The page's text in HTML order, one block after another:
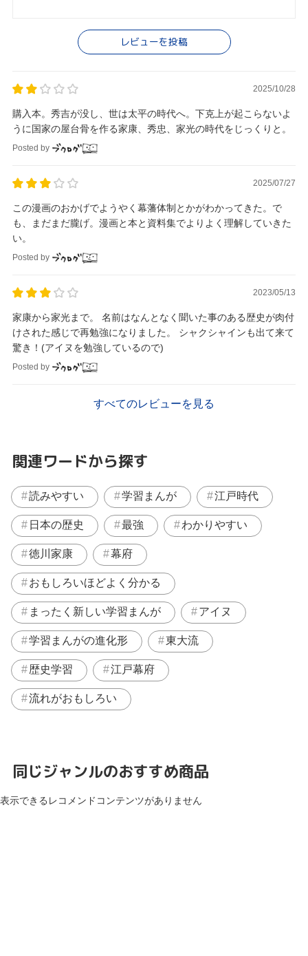
レビューを投稿
2025/10/28
購入本。秀吉が没し、世は太平の時代へ。下克上が起こらないよ
うに国家の屋台骨を作る家康、秀忠、家光の時代をじっくりと。
Posted by
2025/07/27
この漫画のおかげでようやく幕藩体制とかがわかってきた。で
も、まだまだ朧げ。漫画と本と資料集でよりよく理解していきた
い。
Posted by
2023/05/13
家康から家光まで。 名前はなんとなく聞いた事のある歴史が肉付
けされた感じで再勉強になりました。 シャクシャインも出て来て
驚き！(アイヌを勉強しているので)
Posted by
すべてのレビューを見る
関連ワードから探す
読みやすい 学習まんが 江戸時代
日本の歴史 最強 わかりやすい
徳川家康 幕府
おもしろいほどよく分かる
まったく新しい学習まんが アイヌ
学習まんがの進化形 東大流
歴史学習 江戸幕府
流れがおもしろい
同じジャンルのおすすめ商品
表示できるレコメンドコンテンツがありません